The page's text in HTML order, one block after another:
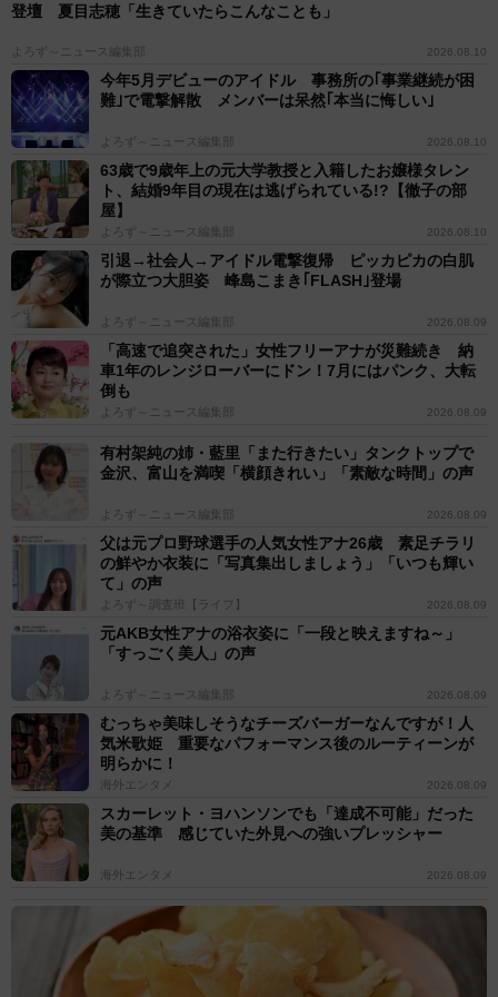
登壇 夏目志穂「生きていたらこんなことも」
よろず～ニュース編集部 2026.08.10
今年5月デビューのアイドル 事務所の｢事業継続が困
難｣で電撃解散 メンバーは呆然｢本当に悔しい｣
よろず～ニュース編集部 2026.08.10
63歳で9歳年上の元大学教授と入籍したお嬢様タレン
ト、結婚9年目の現在は逃げられている!?【徹子の部
屋】
よろず～ニュース編集部 2026.08.10
引退→社会人→アイドル電撃復帰 ピッカピカの白肌
が際立つ大胆姿 峰島こまき｢FLASH｣登場
よろず～ニュース編集部 2026.08.09
「高速で追突された」女性フリーアナが災難続き 納
車1年のレンジローバーにドン！7月にはパンク、大転
倒も
よろず～ニュース編集部 2026.08.09
有村架純の姉・藍里「また行きたい」タンクトップで
金沢、富山を満喫「横顔きれい」「素敵な時間」の声
よろず～ニュース編集部 2026.08.09
父は元プロ野球選手の人気女性アナ26歳 素足チラリ
の鮮やか衣装に「写真集出しましょう」「いつも輝い
て」の声
よろず～調査班【ライフ】 2026.08.09
元AKB女性アナの浴衣姿に「一段と映えますね～」
「すっごく美人」の声
よろず～ニュース編集部 2026.08.09
むっちゃ美味しそうなチーズバーガーなんですが！人
気米歌姫 重要なパフォーマンス後のルーティーンが
明らかに！
海外エンタメ 2026.08.09
スカーレット・ヨハンソンでも「達成不可能」だった
美の基準 感じていた外見への強いプレッシャー
海外エンタメ 2026.08.09